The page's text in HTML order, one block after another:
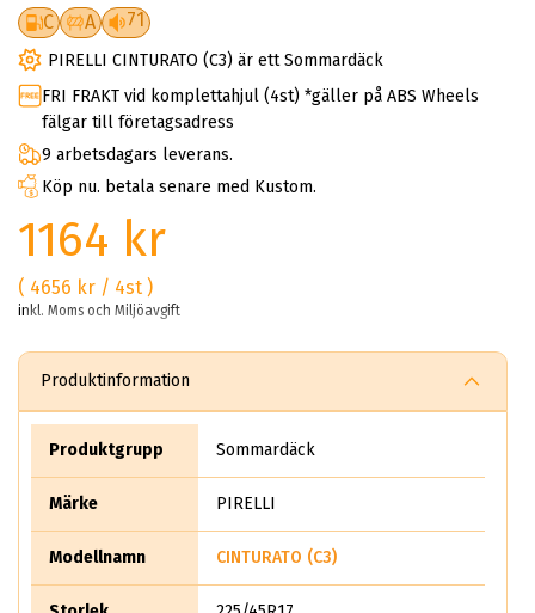
C A 71
PIRELLI CINTURATO (C3) är ett Sommardäck
FRI FRAKT vid komplettahjul (4st) *gäller på ABS Wheels
fälgar till företagsadress
9 arbetsdagars leverans.
Köp nu. betala senare med Kustom.
1164 kr
( 4656 kr / 4st )
inkl. Moms och Miljöavgift
Produktinformation
Produktgrupp Sommardäck
Märke PIRELLI
Modellnamn CINTURATO (C3)